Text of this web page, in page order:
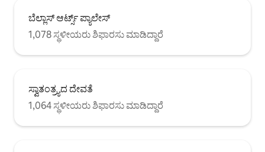
ಬೆಲ್ಲಾಸ್ ಆರ್ಟ್ಸ್ ಪ್ಯಾಲೇಸ್
1,078 ಸ್ಥಳೀಯರು ಶಿಫಾರಸು ಮಾಡಿದ್ದಾರೆ
ಸ್ವಾತಂತ್ರ್ಯದ ದೇವತೆ
1,064 ಸ್ಥಳೀಯರು ಶಿಫಾರಸು ಮಾಡಿದ್ದಾರೆ